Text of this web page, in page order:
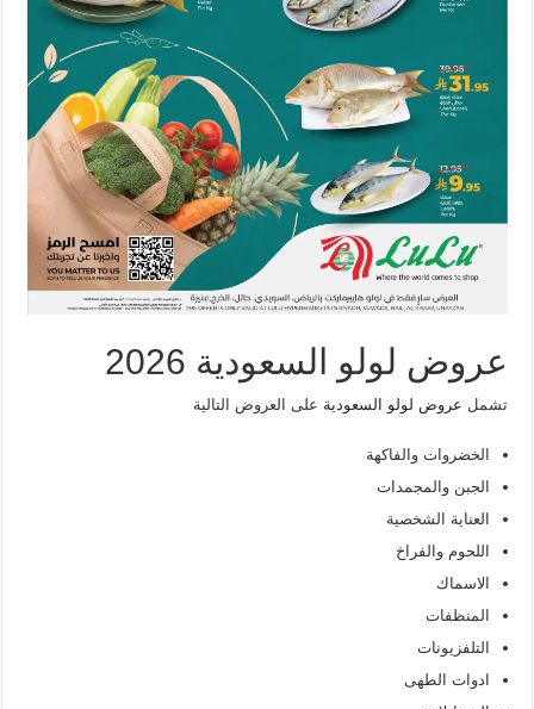
عروض لولو السعودية 2026
تشمل عروض لولو السعوديةعلى العروض التالية
الخضروات والفاكهة
الجبن والمجمدات
العناية الشخصية
اللحوم والفراخ
الاسماك
المنظفات
التلفزيونات
ادوات الطهى